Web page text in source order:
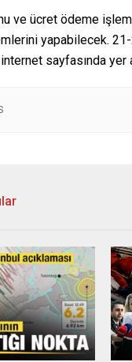
ve ücret ödeme
yapabilecek. 21-
sayfasında